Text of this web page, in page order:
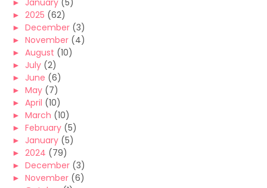
► January (5)
► 2025 (62)
► December (3)
► November (4)
► August (10)
► July (2)
► June (6)
► May (7)
► April (10)
► March (10)
► February (5)
► January (5)
► 2024 (79)
► December (3)
► November (6)